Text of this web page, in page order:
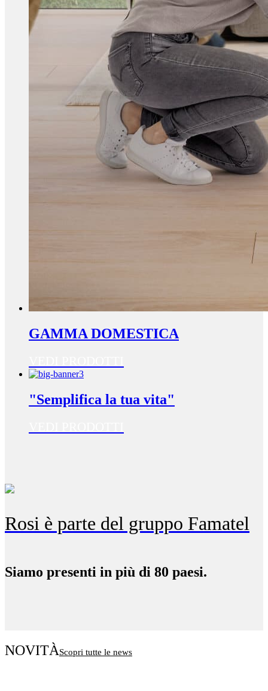
GAMMA DOMESTICA
"Semplifica la tua vita"
Rosi è parte del gruppo Famatel
Siamo presenti in più di 80 paesi.
NOVITÀScopri tutte le news